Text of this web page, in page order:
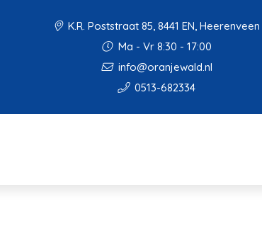
K.R. Poststraat 85, 8441 EN, Heerenveen
Ma - Vr 8:30 - 17:00
info@oranjewald.nl
0513-682334